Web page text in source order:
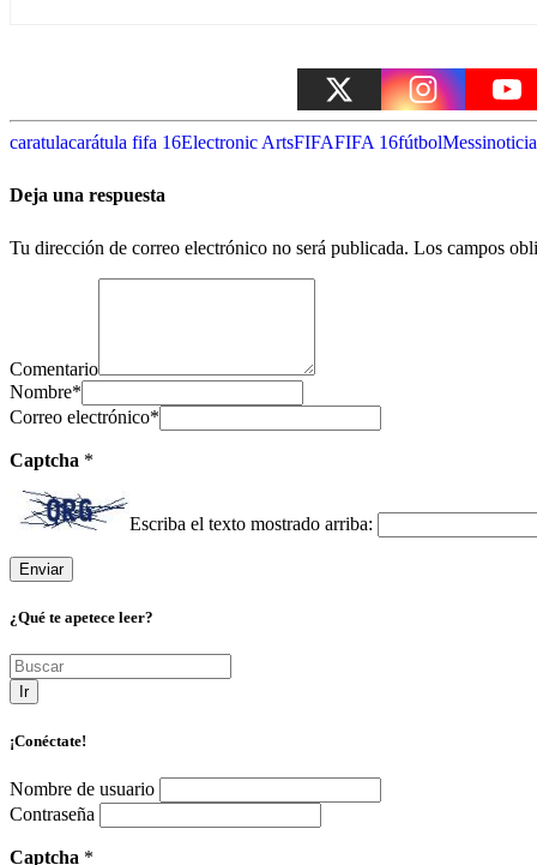
caratulacarátula fifa 16Electronic ArtsFIFAFIFA 16fútbolMessi
Deja una respuesta
Tu dirección de correo electrónico no será publicada. Los campos
Comentario
Nombre*
Correo electrónico*
Captcha *
Escriba el texto mostrado arriba:
¿Qué te apetece leer?
Ir
¡Conéctate!
Nombre de usuario
Contraseña
Captcha *